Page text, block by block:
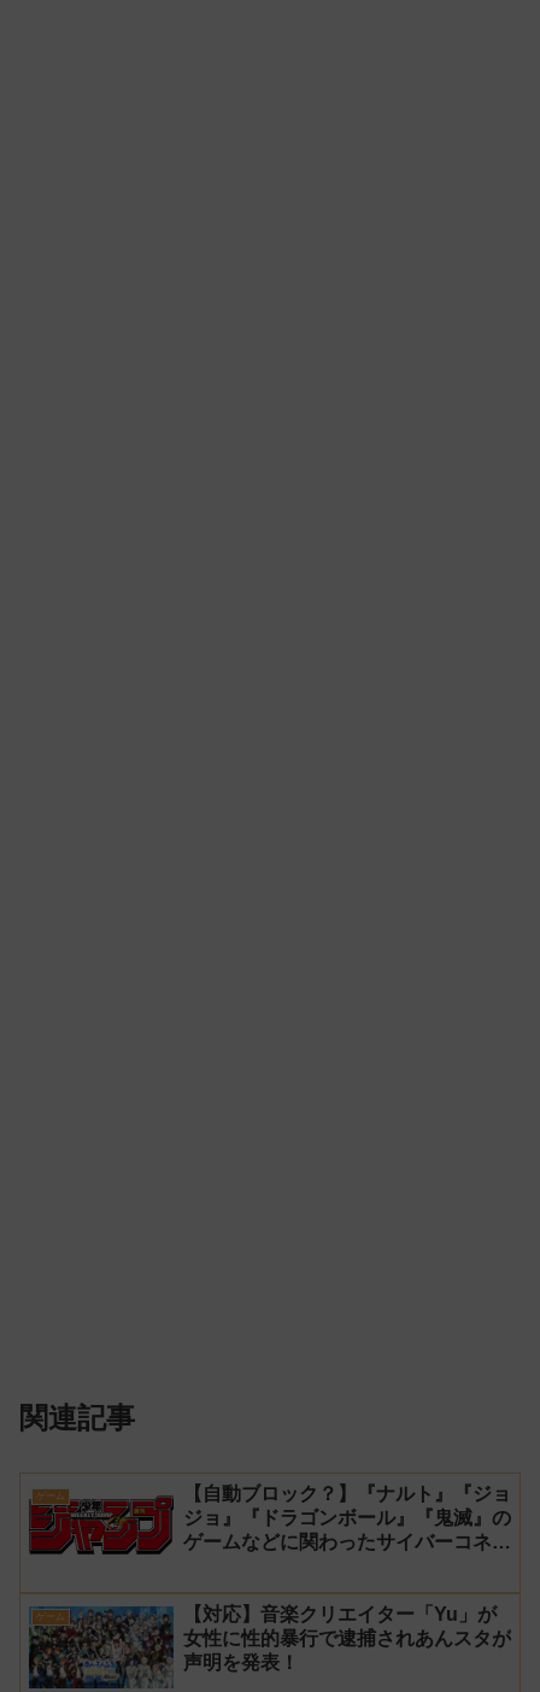
関連記事
ゲーム
【自動ブロック？】『ナルト』『ジョ
ジョ』『ドラゴンボール』『鬼滅』の
ゲームなどに関わったサイバーコネク
ブロックされてしまう
ゲーム
【対応】音楽クリエイター「Yu」が
女性に性的暴行で逮捕されあんスタが
声明を発表！